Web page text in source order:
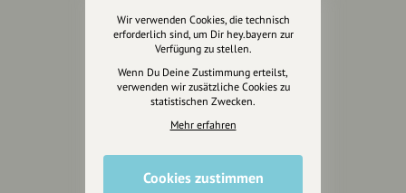
uns für unsere Region und
für alle, die uns besuchen
wollen.
Inhalte vorschlagen
Jetzt unterstützen
Wir verwenden Cookies, die technisch
erforderlich sind, um Dir hey.bayern zur
Verfügung zu stellen.
Wenn Du Deine Zustimmung erteilst,
verwenden wir zusätzliche Cookies zu
statistischen Zwecken.
Mehr erfahren
Cookies zustimmen